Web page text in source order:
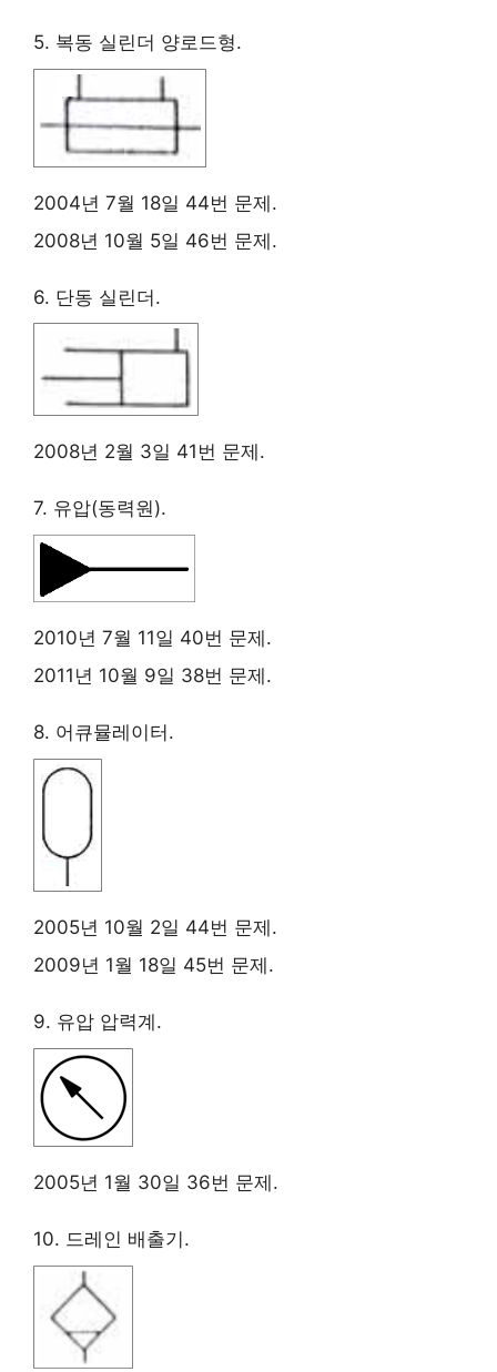
5. 복동 실린더 양로드형.
2004년 7월 18일 44번 문제.
2008년 10월 5일 46번 문제.
6. 단동 실린더.
2008년 2월 3일 41번 문제.
7. 유압(동력원).
2010년 7월 11일 40번 문제.
2011년 10월 9일 38번 문제.
8. 어큐뮬레이터.
2005년 10월 2일 44번 문제.
2009년 1월 18일 45번 문제.
9. 유압 압력계.
2005년 1월 30일 36번 문제.
10. 드레인 배출기.